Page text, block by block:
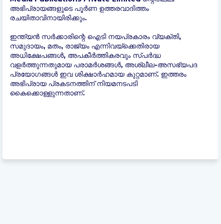
അഭിപ്രായങ്ങളുടെ പൂർണ ഉത്തരവാദിത്തം
രചയിതാവിനായിരിക്കും.
ഇന്ത്യന്‍ സർക്കാരിന്റെ ഐടി നയപ്രകാരം വ്യക്തി,
സമുദായം, മതം, രാജ്യം എന്നിവയ്ക്കെതിരായ
അധിക്ഷേപങ്ങൾ, അപകീർത്തികരവും സ്പർദ്ധ
വളർത്തുന്നതുമായ പരാമർശങ്ങൾ, അശ്ലീല-അസഭ്യപദ
പ്രയോഗങ്ങൾ ഇവ ശിക്ഷാർഹമായ കുറ്റമാണ്. ഇത്തരം
അഭിപ്രായ പ്രകടനത്തിന് നിയമനടപടി
കൈക്കൊള്ളുന്നതാണ്.